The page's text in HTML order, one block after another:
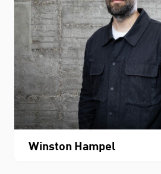
Winston Hampel